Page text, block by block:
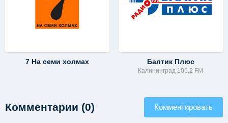
7 На семи холмах Балтик Плюс
Калининград 105,2 FM
Комментарии (0) Комментировать